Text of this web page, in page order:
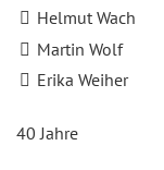
Helmut Wach
Martin Wolf
Erika Weiher
40 Jahre